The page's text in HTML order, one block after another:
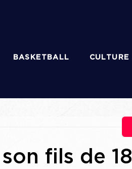
BASKETBALL CULTURE
fils de 18